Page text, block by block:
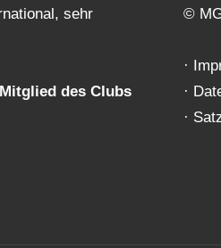
sehr
Mitglied des Clubs
©
·
·
·